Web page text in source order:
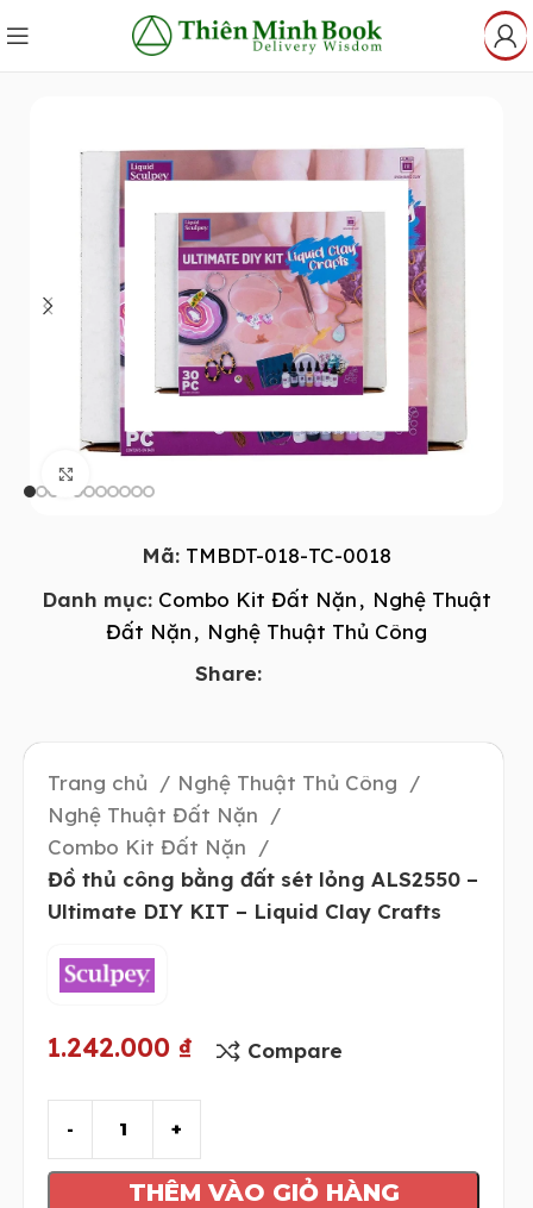
Mã: TMBDT-018-TC-0018
Danh mục: Combo Kit Đất Nặn, Nghệ Thuật
Đất Nặn, Nghệ Thuật Thủ Công
Share:
Trang chủ
Nghệ Thuật Thủ Công
Nghệ Thuật Đất Nặn
Combo Kit Đất Nặn
Đồ thủ công bằng đất sét lỏng ALS2550 –
Ultimate DIY KIT – Liquid Clay Crafts
1.242.000 ₫ Compare
THÊM VÀO GIỎ HÀNG